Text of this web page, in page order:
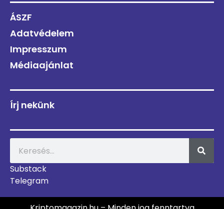
ÁSZF
Adatvédelem
Impresszum
Médiaajánlat
Írj nekünk
Substack
Telegram